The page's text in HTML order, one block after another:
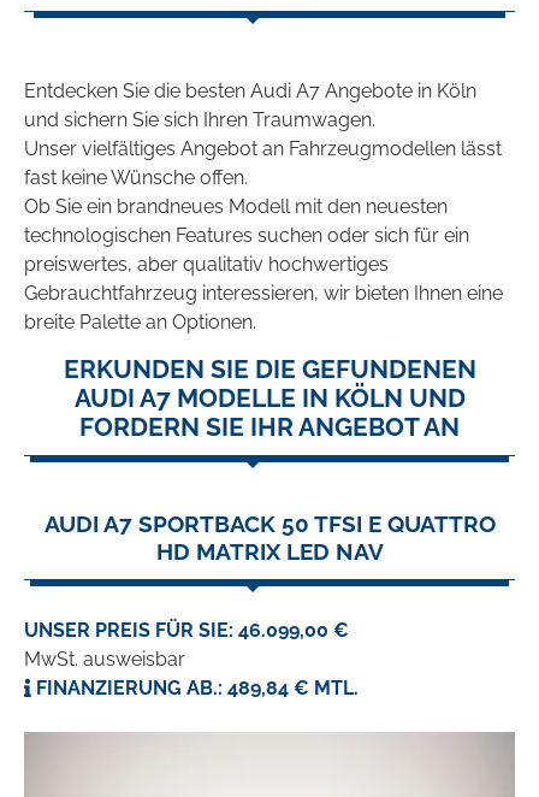
Entdecken Sie die besten Audi A7 Angebote in Köln
und sichern Sie sich Ihren Traumwagen.
Unser vielfältiges Angebot an Fahrzeugmodellen lässt
fast keine Wünsche offen.
Ob Sie ein brandneues Modell mit den neuesten
technologischen Features suchen oder sich für ein
preiswertes, aber qualitativ hochwertiges
Gebrauchtfahrzeug interessieren, wir bieten Ihnen eine
breite Palette an Optionen.
ERKUNDEN SIE DIE GEFUNDENEN
AUDI A7 MODELLE IN KÖLN UND
FORDERN SIE IHR ANGEBOT AN
AUDI A7 SPORTBACK 50 TFSI E QUATTRO
HD MATRIX LED NAV
UNSER PREIS FÜR SIE: 46.099,00 €
MwSt. ausweisbar
FINANZIERUNG AB.: 489,84 € MTL.